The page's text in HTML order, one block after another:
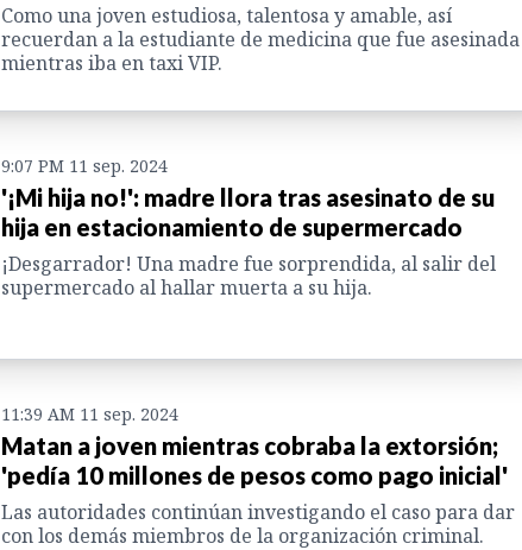
Como una joven estudiosa, talentosa y amable, así
recuerdan a la estudiante de medicina que fue asesinada
mientras iba en taxi VIP.
9:07 PM 11 sep. 2024
'¡Mi hija no!': madre llora tras asesinato de su
hija en estacionamiento de supermercado
¡Desgarrador! Una madre fue sorprendida, al salir del
supermercado al hallar muerta a su hija.
11:39 AM 11 sep. 2024
Matan a joven mientras cobraba la extorsión;
'pedía 10 millones de pesos como pago inicial'
Las autoridades continúan investigando el caso para dar
con los demás miembros de la organización criminal.